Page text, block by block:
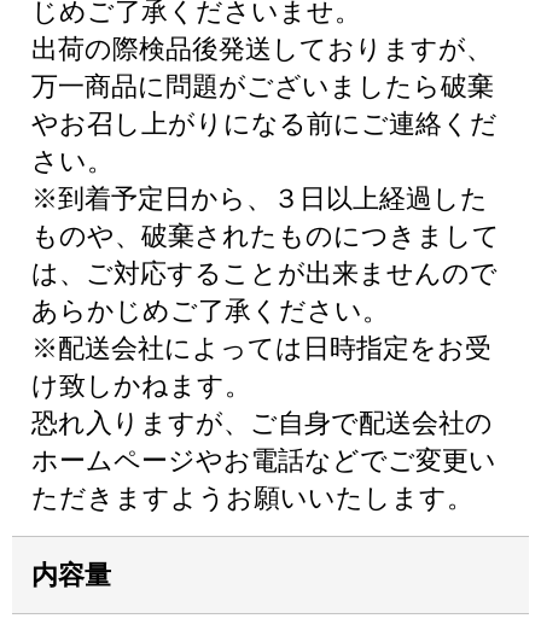
じめご了承くださいませ。
出荷の際検品後発送しておりますが、
万一商品に問題がございましたら破棄
やお召し上がりになる前にご連絡くだ
さい。
※到着予定日から、３日以上経過した
ものや、破棄されたものにつきまして
は、ご対応することが出来ませんので
あらかじめご了承ください。
※配送会社によっては日時指定をお受
け致しかねます。
恐れ入りますが、ご自身で配送会社の
ホームページやお電話などでご変更い
ただきますようお願いいたします。
内容量